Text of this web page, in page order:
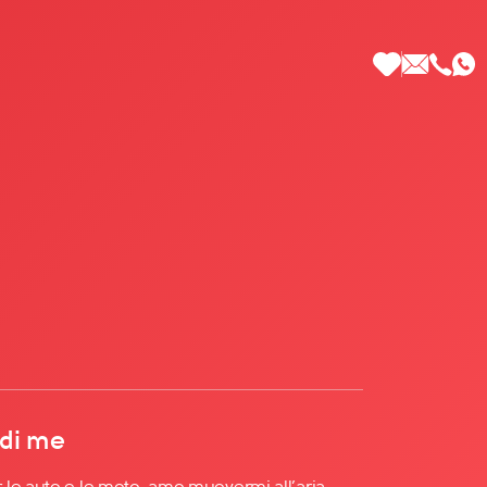
Più
me